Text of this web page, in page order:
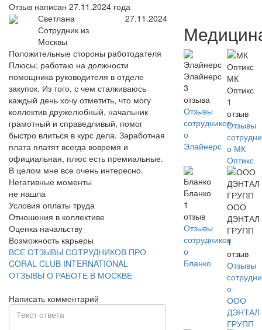
Отзыв написан 27.11.2024 года
Светлана
Сотрудник из
Москвы
27.11.2024
Положительные стороны работодателя
Плюсы: работаю на должности
помощника руководителя в отделе
закупок. Из того, с чем сталкиваюсь
каждый день хочу отметить, что могу
коллектив дружелюбный, начальник
грамотный и справедливый, помог
быстро влиться в курс дела. Заработная
плата платят всегда вовремя и
официальная, плюс есть премиальные.
В целом мне все очень интересно.
Негативные моменты
не нашла
Условия оплаты труда
Отношения в коллективе
Оценка начальству
Возможность карьеры
ВСЕ ОТЗЫВЫ СОТРУДНИКОВ ПРО
CORAL CLUB INTERNATIONAL
ОТЗЫВЫ О РАБОТЕ В МОСКВЕ
Написать комментарий
Элайнерс
3
отзыва
Отзывы
сотрудников
о
Элайнерс
МК
Оптикс
1
отзыв
Отзывы
о МК
Оптикс
Бланко
1
отзыв
Отзывы
сотрудников
о
Бланко
ООО
ДЭНТАЛ
ГРУПП
1
отзыв
Отзывы
о
ООО
ДЭНТАЛ
ГРУПП